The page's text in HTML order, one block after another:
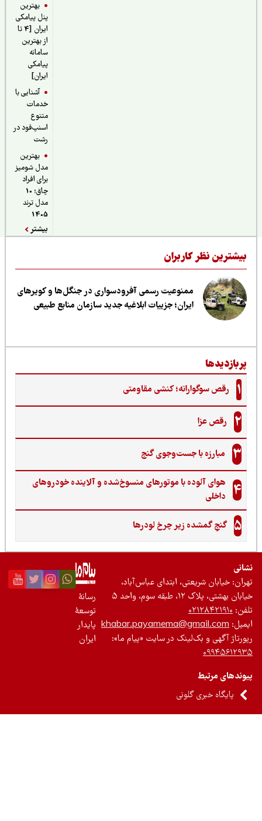
بهترین
پنل پیامکی
ایران [4 تا
از بهترین
سامانه
پیامکی
آشنایی با
خدمات
اسنپ‌فود در
بهترین
مدل شومیز
برای افراد
چاق؛ 10
مدل ترند
نظر کاربران
ممنوعیت رسمی آفرودسواری در جنگل‌ها و کویرهای
ایران؛ جزییات ابلاغیه جدید سازمان منابع طبیعی
رقص سوگوارانه؛ کنشی مقاومتی
رقص عزا
مبارزه با جست‌وجوی گنج‌
هوای آلوده با موتورهای منسوخ‌شده و آلاینده خودروهای
داخلی
گنجِ گمشده زیر چرخ لودرها
خیابان شریعتی، ابتدای عباس‌آباد،
بهشتی، پلاک ۱۲، طبقه سوم، واحد ۵
۰۲۱۲۸۴۲۱۹۱۰
khabar.payamema@gmail.com
آگهی و بک‌لینک در سایت «پیام ما»:
مرتبط
پایگاه خبری گلونی
رسانۀ
توسعۀ
پایدار
ایران